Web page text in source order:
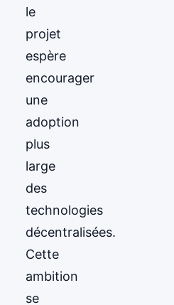
le
projet
espère
encourager
une
adoption
plus
large
des
technologies
décentralisées.
Cette
ambition
se